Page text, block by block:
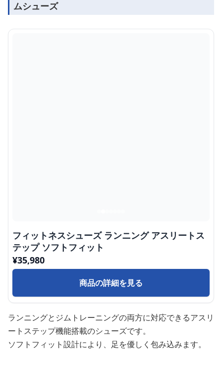
ムシューズ
フィットネスシューズ ランニング アスリートス
テップ ソフトフィット
¥35,980
商品の詳細を見る
ランニングとジムトレーニングの両方に対応できるアスリ
ートステップ機能搭載のシューズです。
ソフトフィット設計により、足を優しく包み込みます。